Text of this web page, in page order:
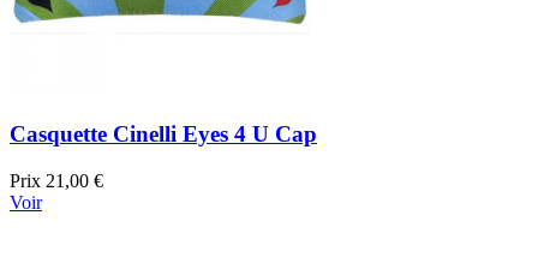
Casquette Cinelli Eyes 4 U Cap
Prix 21,00 €
Voir